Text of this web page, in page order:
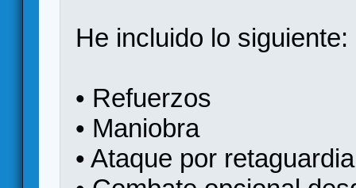
He incluido lo siguiente:
• Refuerzos
• Maniobra
• Ataque por retaguardia